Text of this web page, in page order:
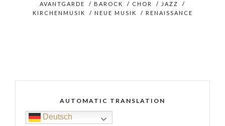
AVANTGARDE / BAROCK / CHOR / JAZZ
/
KIRCHENMUSIK
/ NEUE MUSIK / RENAISSANCE
AUTOMATIC TRANSLATION
Deutsch